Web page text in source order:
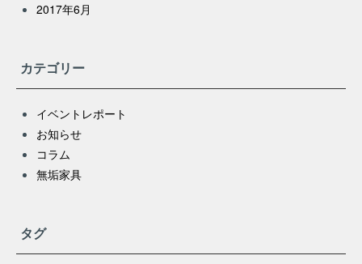
2017年6月
カテゴリー
イベントレポート
お知らせ
コラム
無垢家具
タグ